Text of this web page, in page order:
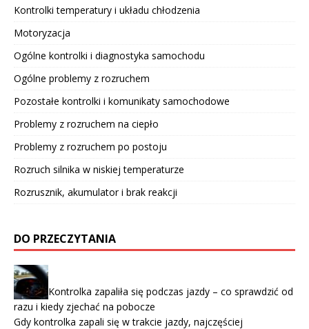
Kontrolki temperatury i układu chłodzenia
Motoryzacja
Ogólne kontrolki i diagnostyka samochodu
Ogólne problemy z rozruchem
Pozostałe kontrolki i komunikaty samochodowe
Problemy z rozruchem na ciepło
Problemy z rozruchem po postoju
Rozruch silnika w niskiej temperaturze
Rozrusznik, akumulator i brak reakcji
DO PRZECZYTANIA
Kontrolka zapaliła się podczas jazdy – co sprawdzić od
razu i kiedy zjechać na pobocze
Gdy kontrolka zapali się w trakcie jazdy, najczęściej